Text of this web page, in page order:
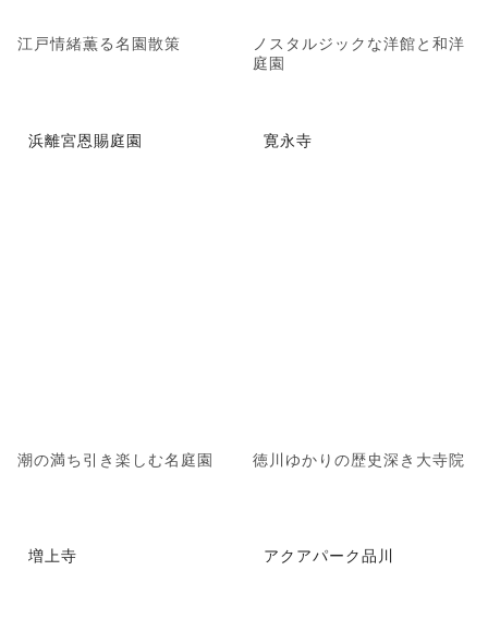
江戸情緒薫る名園散策
ノスタルジックな洋館と和洋
庭園
浜離宮恩賜庭園
潮の満ち引き楽しむ名庭園
寛永寺
徳川ゆかりの歴史深き大寺院
増上寺 アクアパーク品川